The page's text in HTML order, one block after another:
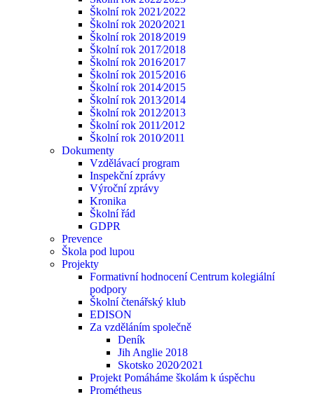
Školní rok 2021⁄2022
Školní rok 2020⁄2021
Školní rok 2018⁄2019
Školní rok 2017⁄2018
Školní rok 2016⁄2017
Školní rok 2015⁄2016
Školní rok 2014⁄2015
Školní rok 2013⁄2014
Školní rok 2012⁄2013
Školní rok 2011⁄2012
Školní rok 2010⁄2011
Dokumenty
Vzdělávací program
Inspekční zprávy
Výroční zprávy
Kronika
Školní řád
GDPR
Prevence
Škola pod lupou
Projekty
Formativní hodnocení Centrum kolegiální
podpory
Školní čtenářský klub
EDISON
Za vzděláním společně
Deník
Jih Anglie 2018
Skotsko 2020⁄2021
Projekt Pomáháme školám k úspěchu
Prométheus